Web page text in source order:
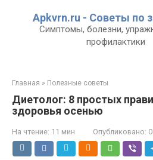
Apkvrn.ru - Советы по
Симптомы, болезни,
профилактики
Главная » Полезные советы
Диетолог: 8 простых
здоровья осенью
На чтение: 11 мин Опубликовано: